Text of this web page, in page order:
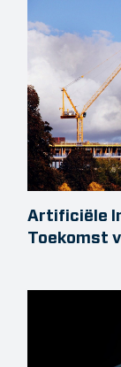
Artificiële
Toekomst